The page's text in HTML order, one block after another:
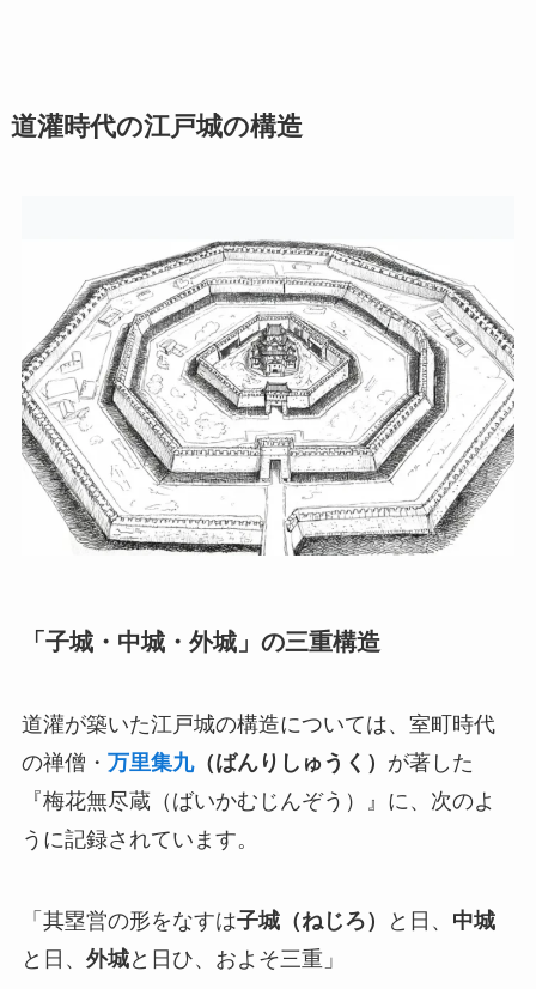
道灌時代の江戸城の構造
「子城・中城・外城」の三重構造
道灌が築いた江戸城の構造については、室町時代
の禅僧・ 万里集九（ばんりしゅうく） が著した
『梅花無尽蔵（ばいかむじんぞう）』に、次のよ
うに記録されています。
「其塁営の形をなすは子城（ねじろ） と日、 中城
と日、 外城と日ひ、およそ三重」